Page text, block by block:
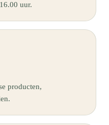
uur.
producten,